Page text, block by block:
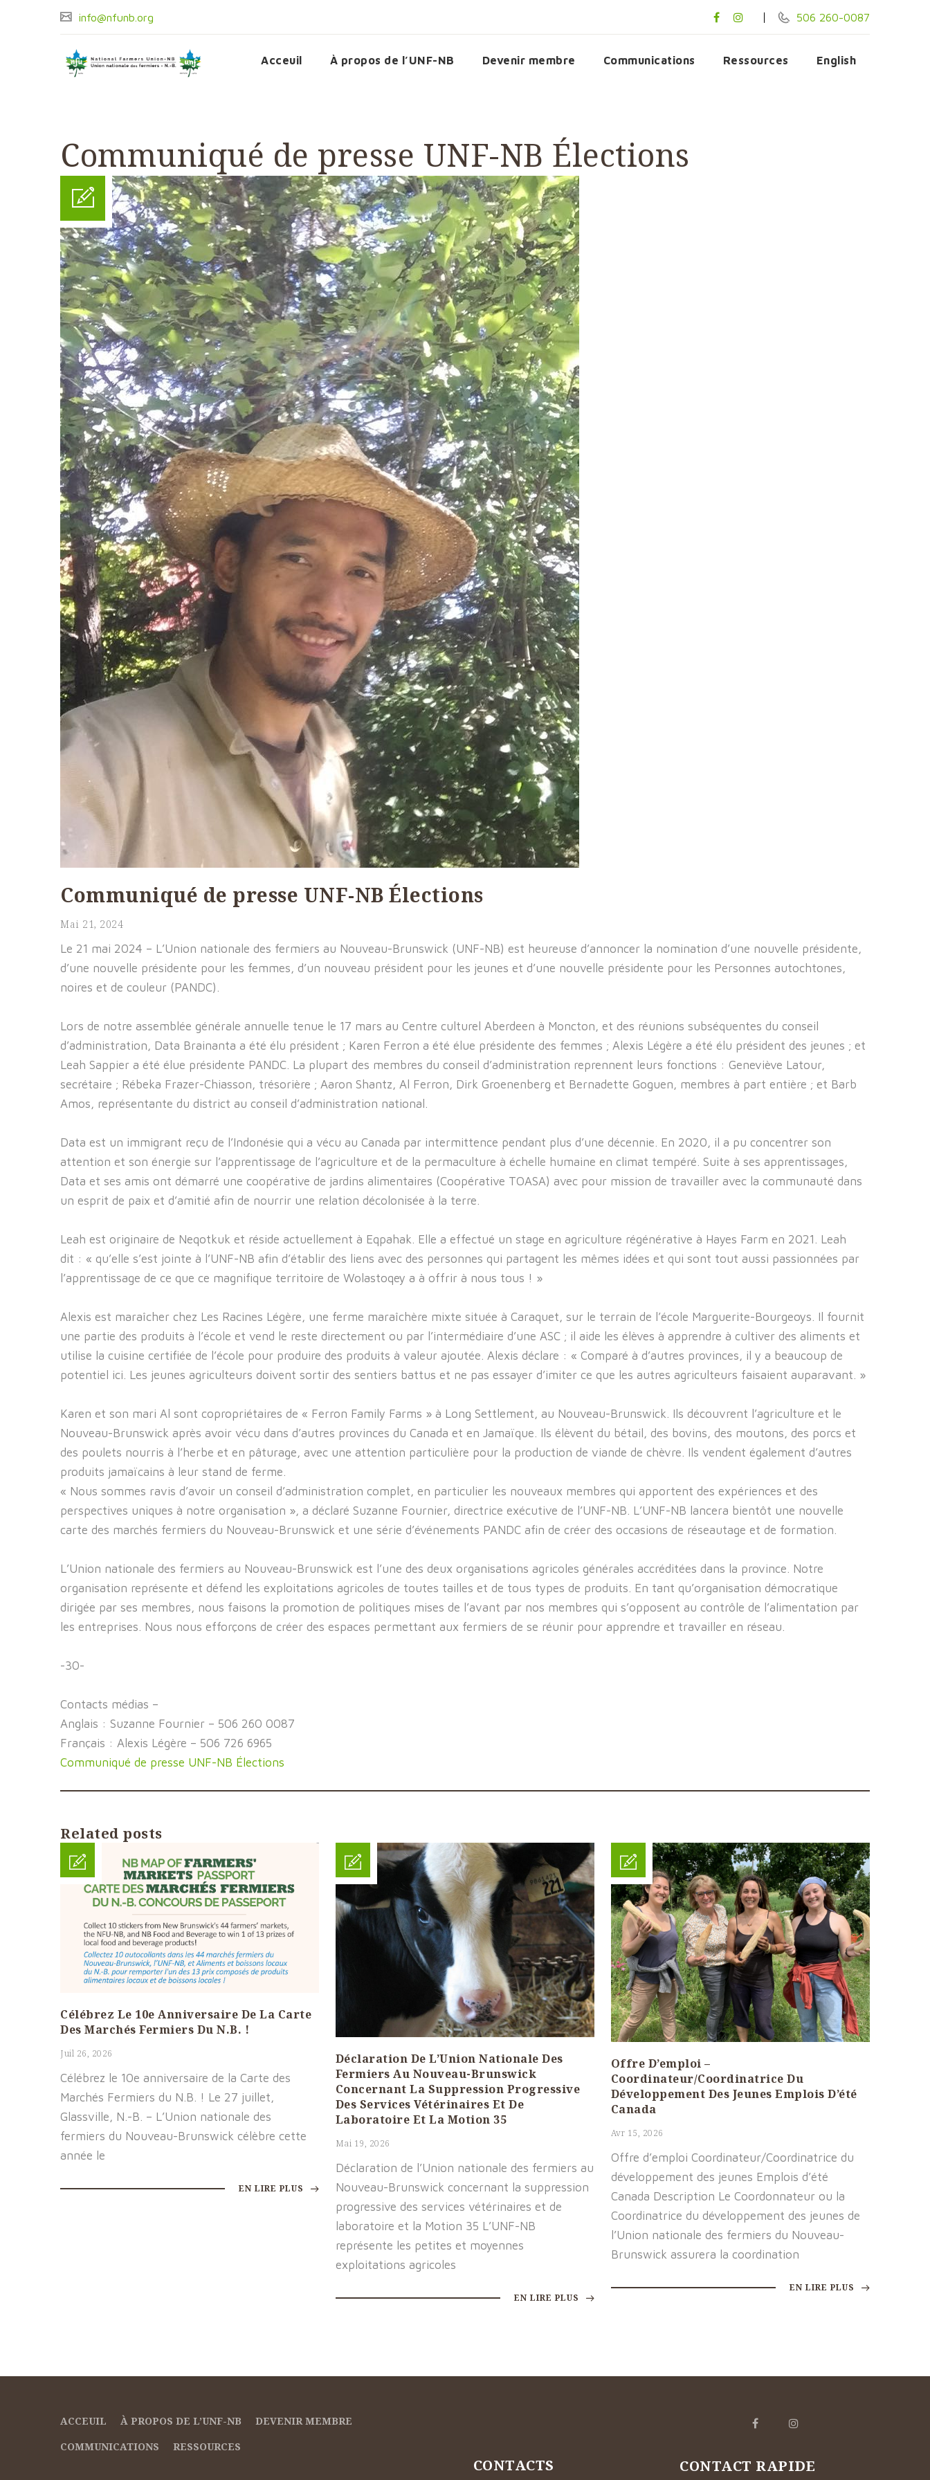
info@nfunb.org 506 260-0087
Acceuil À propos de l’UNF-NB Devenir membre Communications Ressources English
Communiqué de presse UNF-NB Élections
Communiqué de presse UNF-NB Élections
Mai 21, 2024
Le 21 mai 2024 – L’Union nationale des fermiers au Nouveau-Brunswick (UNF-NB) est heureuse d’annoncer la nomination d’une nouvelle présidente,
d’une nouvelle présidente pour les femmes, d’un nouveau président pour les jeunes et d’une nouvelle présidente pour les Personnes autochtones,
noires et de couleur (PANDC).
Lors de notre assemblée générale annuelle tenue le 17 mars au Centre culturel Aberdeen à Moncton, et des réunions subséquentes du conseil
d’administration, Data Brainanta a été élu président ; Karen Ferron a été élue présidente des femmes ; Alexis Légère a été élu président des jeunes ; et
Leah Sappier a été élue présidente PANDC. La plupart des membres du conseil d’administration reprennent leurs fonctions : Geneviève Latour,
secrétaire ; Rébeka Frazer-Chiasson, trésorière ; Aaron Shantz, Al Ferron, Dirk Groenenberg et Bernadette Goguen, membres à part entière ; et Barb
Amos, représentante du district au conseil d’administration national.
Data est un immigrant reçu de l’Indonésie qui a vécu au Canada par intermittence pendant plus d’une décennie. En 2020, il a pu concentrer son
attention et son énergie sur l’apprentissage de l’agriculture et de la permaculture à échelle humaine en climat tempéré. Suite à ses apprentissages,
Data et ses amis ont démarré une coopérative de jardins alimentaires (Coopérative TOASA) avec pour mission de travailler avec la communauté dans
un esprit de paix et d’amitié afin de nourrir une relation décolonisée à la terre.
Leah est originaire de Neqotkuk et réside actuellement à Eqpahak. Elle a effectué un stage en agriculture régénérative à Hayes Farm en 2021. Leah
dit : « qu’elle s’est jointe à l’UNF-NB afin d’établir des liens avec des personnes qui partagent les mêmes idées et qui sont tout aussi passionnées par
l’apprentissage de ce que ce magnifique territoire de Wolastoqey a à offrir à nous tous ! »
Alexis est maraîcher chez Les Racines Légère, une ferme maraîchère mixte située à Caraquet, sur le terrain de l’école Marguerite-Bourgeoys. Il fournit
une partie des produits à l’école et vend le reste directement ou par l’intermédiaire d’une ASC ; il aide les élèves à apprendre à cultiver des aliments et
utilise la cuisine certifiée de l’école pour produire des produits à valeur ajoutée. Alexis déclare : « Comparé à d’autres provinces, il y a beaucoup de
potentiel ici. Les jeunes agriculteurs doivent sortir des sentiers battus et ne pas essayer d’imiter ce que les autres agriculteurs faisaient auparavant. »
Karen et son mari Al sont copropriétaires de « Ferron Family Farms » à Long Settlement, au Nouveau-Brunswick. Ils découvrent l’agriculture et le
Nouveau-Brunswick après avoir vécu dans d’autres provinces du Canada et en Jamaïque. Ils élèvent du bétail, des bovins, des moutons, des porcs et
des poulets nourris à l’herbe et en pâturage, avec une attention particulière pour la production de viande de chèvre. Ils vendent également d’autres
produits jamaïcains à leur stand de ferme.
« Nous sommes ravis d’avoir un conseil d’administration complet, en particulier les nouveaux membres qui apportent des expériences et des
perspectives uniques à notre organisation », a déclaré Suzanne Fournier, directrice exécutive de l’UNF-NB. L’UNF-NB lancera bientôt une nouvelle
carte des marchés fermiers du Nouveau-Brunswick et une série d’événements PANDC afin de créer des occasions de réseautage et de formation.
L’Union nationale des fermiers au Nouveau-Brunswick est l’une des deux organisations agricoles générales accréditées dans la province. Notre
organisation représente et défend les exploitations agricoles de toutes tailles et de tous types de produits. En tant qu’organisation démocratique
dirigée par ses membres, nous faisons la promotion de politiques mises de l’avant par nos membres qui s’opposent au contrôle de l’alimentation par
les entreprises. Nous nous efforçons de créer des espaces permettant aux fermiers de se réunir pour apprendre et travailler en réseau.
-30-
Contacts médias –
Anglais : Suzanne Fournier – 506 260 0087
Français : Alexis Légère – 506 726 6965
Communiqué de presse UNF-NB Élections
Related posts
Célébrez Le 10e Anniversaire De La Carte
Des Marchés Fermiers Du N.B. !
Juil 26, 2026
Célébrez le 10e anniversaire de la Carte des
Marchés Fermiers du N.B. ! Le 27 juillet,
Glassville, N.-B. – L’Union nationale des
fermiers du Nouveau-Brunswick célèbre cette
année le
EN LIRE PLUS
Déclaration De L’Union Nationale Des
Fermiers Au Nouveau-Brunswick
Concernant La Suppression Progressive
Des Services Vétérinaires Et De
Laboratoire Et La Motion 35
Mai 19, 2026
Déclaration de l’Union nationale des fermiers au
Nouveau-Brunswick concernant la suppression
progressive des services vétérinaires et de
laboratoire et la Motion 35 L’UNF-NB
représente les petites et moyennes
exploitations agricoles
EN LIRE PLUS
Offre D’emploi –
Coordinateur/Coordinatrice Du
Développement Des Jeunes Emplois D’été
Canada
Avr 15, 2026
Offre d’emploi Coordinateur/Coordinatrice du
développement des jeunes Emplois d’été
Canada Description Le Coordonnateur ou la
Coordinatrice du développement des jeunes de
l’Union nationale des fermiers du Nouveau-
Brunswick assurera la coordination
EN LIRE PLUS
ACCEUIL À PROPOS DE L’UNF-NB
DEVENIR MEMBRE
COMMUNICATIONS
RESSOURCES
CONTACTS CONTACT RAPIDE